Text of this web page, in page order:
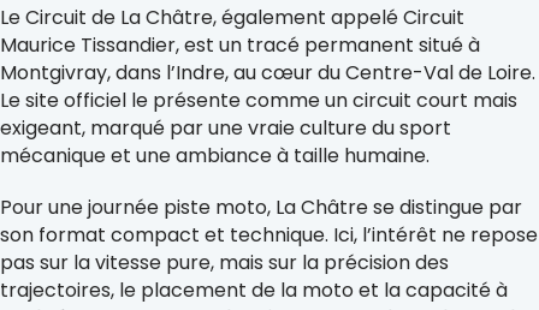
Le Circuit de La Châtre, également appelé Circuit
Maurice Tissandier, est un tracé permanent situé à
Montgivray, dans l’Indre, au cœur du Centre-Val de Loire.
Le site officiel le présente comme un circuit court mais
exigeant, marqué par une vraie culture du sport
mécanique et une ambiance à taille humaine.
Pour une journée piste moto, La Châtre se distingue par
son format compact et technique. Ici, l’intérêt ne repose
pas sur la vitesse pure, mais sur la précision des
trajectoires, le placement de la moto et la capacité à